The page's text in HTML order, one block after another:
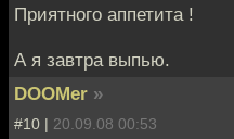
Приятного аппетита !
А я завтра выпью.
DOOMer »
#10 | 20.09.08 00:53